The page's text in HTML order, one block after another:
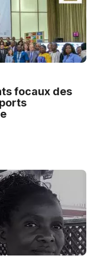
focaux des